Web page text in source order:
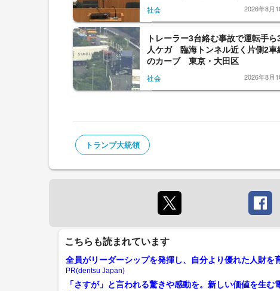
社会 2026年8月
トレーラー3台絡む事故で運転手ら
人ケガ 臨海トンネル近く片側2車
のカーブ 東京・大田区
社会 2026年8月
トランプ大統領
こちらも読まれています
全員がリーダーシップを発揮し、自分より優れた人財を
PR(dentsu Japan)
「さすが」と言われる驚きや感動を。新しい価値を生む